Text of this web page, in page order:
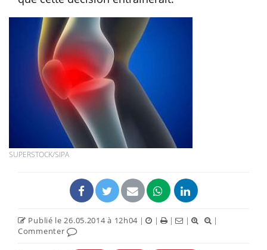
SUPERSTOCK/SIPA
Publié le 26.05.2014 à 12h04 | | | |
|
Commenter